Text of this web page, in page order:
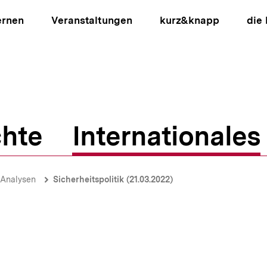
Veranstaltungen kurz&knapp die
Internationales
Sicherheitspolitik (21.03.2022)